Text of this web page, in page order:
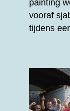
painting
vooraf
tijdens